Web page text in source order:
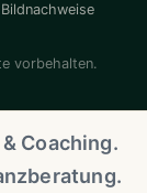
Bildnachweise
vorbehalten.
Coaching.